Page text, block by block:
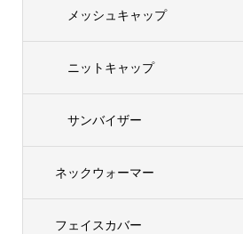
メッシュキャップ
ニットキャップ
サンバイザー
ネックウォーマー
フェイスカバー